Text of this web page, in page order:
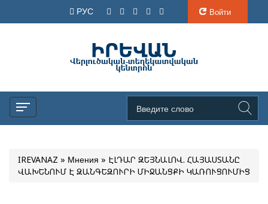
РУС Войти
IREVANAZ » Мнения » ԷԼԴԱՐ ԶԵՅՆԱԼՈՎ. ՀԱՅԱՍՏԱՆԸ
ՎԱԽԵՆՈՒՄ Է ԶԱՆԳԵԶՈՒՐԻ ՄԻՋԱՆՑՔԻ ԿԱՌՈՒՑՈՒՄԻՑ